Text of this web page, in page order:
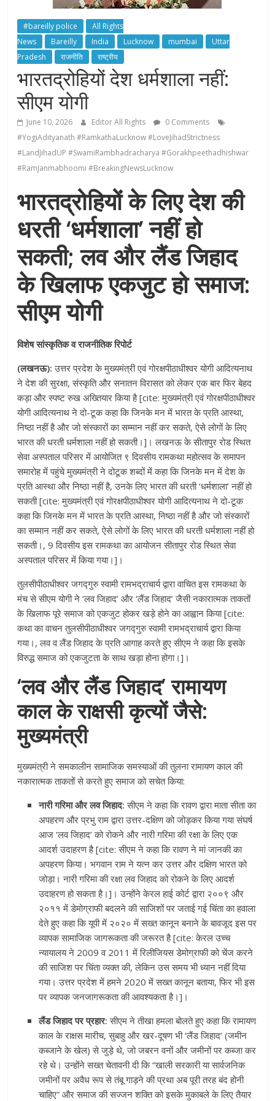
#bareilly police
All Rights
News
Bareilly India Lucknow mumbai
Uttar
Pradesh
राजनीति राष्ट्रीय
भारतद्रोहियों देश धर्मशाला नहीं:
सीएम योगी
June 10, 2026 Editor All Rights
0 Comments
#YogiAdityanath #RamkathaLucknow #LoveJihadStrictness
#LandJihadUP #SwamiRambhadracharya #Gorakhpeethadhishwar
#RamJanmabhoomi #BreakingNewsLucknow
भारतद्रोहियों के लिए देश की
धरती ‘धर्मशाला’ नहीं हो
सकती; लव और लैंड जिहाद
के खिलाफ एकजुट हो समाज:
सीएम योगी
विशेष सांस्कृतिक व राजनीतिक रिपोर्ट
(लखनऊ): उत्तर प्रदेश के मुख्यमंत्री एवं गोरक्षपीठाधीश्वर योगी आदित्यनाथ
ने देश की सुरक्षा, संस्कृति और सनातन विरासत को लेकर एक बार फिर बेहद
कड़ा और स्पष्ट रुख अख्तियार किया है [cite: मुख्यमंत्री एवं गोरक्षपीठाधीश्वर
योगी आदित्यनाथ ने दो-टूक कहा कि जिनके मन में भारत के प्रति आस्था,
निष्ठा नहीं है और जो संस्कारों का सम्मान नहीं कर सकते, ऐसे लोगों के लिए
भारत की धरती धर्मशाला नहीं हो सकती।]। लखनऊ के सीतापुर रोड स्थित
सेवा अस्पताल परिसर में आयोजित ९ दिवसीय रामकथा महोत्सव के समापन
समारोह में पहुंचे मुख्यमंत्री ने दोटूक शब्दों में कहा कि जिनके मन में देश के
प्रति आस्था और निष्ठा नहीं है, उनके लिए भारत की धरती ‘धर्मशाला’ नहीं हो
सकती [cite: मुख्यमंत्री एवं गोरक्षपीठाधीश्वर योगी आदित्यनाथ ने दो-टूक
कहा कि जिनके मन में भारत के प्रति आस्था, निष्ठा नहीं है और जो संस्कारों
का सम्मान नहीं कर सकते, ऐसे लोगों के लिए भारत की धरती धर्मशाला नहीं हो
सकती।, 9 दिवसीय इस रामकथा का आयोजन सीतापुर रोड स्थित सेवा
अस्पताल परिसर में किया गया।]।
तुलसीपीठाधीश्वर जगद्गुरु स्वामी रामभद्राचार्य द्वारा वाचित इस रामकथा के
मंच से सीएम योगी ने ‘लव जिहाद’ और ‘लैंड जिहाद’ जैसी नकारात्मक ताकतों
के खिलाफ पूरे समाज को एकजुट होकर खड़े होने का आह्वान किया [cite:
कथा का वाचन तुलसीपीठाधीश्वर जगद्गुरु स्वामी रामभद्राचार्य द्वारा किया
गया।, लव व लैंड जिहाद के प्रति आगाह करते हुए सीएम ने कहा कि इसके
विरुद्ध समाज को एकजुटता के साथ खड़ा होना होगा।]।
‘लव और लैंड जिहाद’ रामायण
काल के राक्षसी कृत्यों जैसे:
मुख्यमंत्री
मुख्यमंत्री ने समकालीन सामाजिक समस्याओं की तुलना रामायण काल की
नकारात्मक ताकतों से करते हुए समाज को सचेत किया:
नारी गरिमा और लव जिहाद: सीएम ने कहा कि रावण द्वारा माता सीता का
अपहरण और प्रभु राम द्वारा उत्तर-दक्षिण को जोड़कर किया गया संघर्ष
आज ‘लव जिहाद’ को रोकने और नारी गरिमा की रक्षा के लिए एक
आदर्श उदाहरण है [cite: सीएम ने कहा कि रावण ने मां जानकी का
अपहरण किया। भगवान राम ने यत्न कर उत्तर और दक्षिण भारत को
जोड़ा। नारी गरिमा की रक्षा लव जिहाद को रोकने के लिए आदर्श
उदाहरण हो सकता है।]। उन्होंने केरल हाई कोर्ट द्वारा २००९ और
२०११ में डेमोग्राफी बदलने की साजिशों पर जताई गई चिंता का हवाला
देते हुए कहा कि यूपी में २०२० में सख्त कानून बनाने के बावजूद इस पर
व्यापक सामाजिक जागरूकता की जरूरत है [cite: केरल उच्च
न्यायालय ने 2009 व 2011 में रिलीजियस डेमोग्राफी को चेंज करने
की साजिश पर चिंता व्यक्त की, लेकिन उस समय भी ध्यान नहीं दिया
गया। उत्तर प्रदेश में हमने 2020 में सख्त कानून बताया, फिर भी इस
पर व्यापक जनजागरूकता की आवश्यकता है।]।
लैंड जिहाद पर प्रहार: सीएम ने तीखा हमला बोलते हुए कहा कि रामायण
काल के राक्षस मारीच, सुबाहु और खर-दूषण भी ‘लैंड जिहाद’ (जमीन
कब्जाने के खेल) से जुड़े थे, जो जबरन वनों और जमीनों पर कब्जा कर
रहे थे। उन्होंने सख्त चेतावनी दी कि “खाली सरकारी या सार्वजनिक
जमीनों पर अवैध रूप से तंबू गाड़ने की प्रथा अब पूरी तरह बंद होनी
चाहिए” और समाज की सज्जन शक्ति को इसके मुकाबले के लिए तैयार